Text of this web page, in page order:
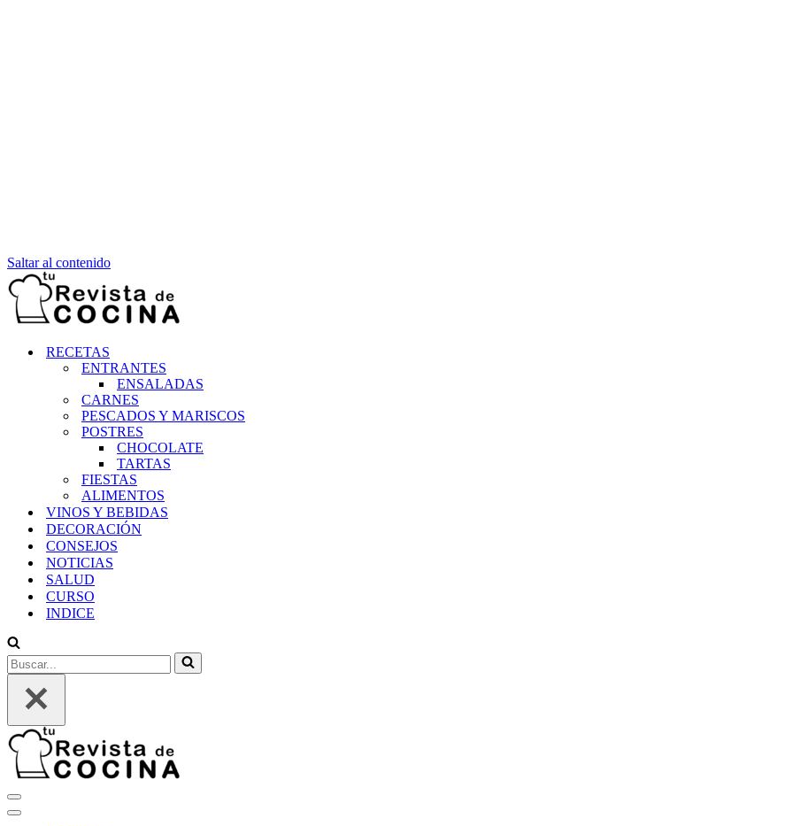
Saltar al contenido
RECETAS
ENTRANTES
ENSALADAS
CARNES
PESCADOS Y MARISCOS
POSTRES
CHOCOLATE
TARTAS
FIESTAS
ALIMENTOS
VINOS Y BEBIDAS
DECORACIÓN
CONSEJOS
NOTICIAS
SALUD
CURSO
INDICE
Buscar...
Menú
de
Menú